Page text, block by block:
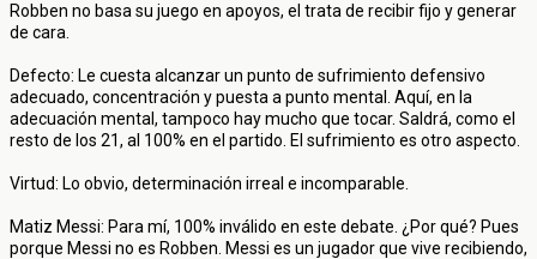
Robben no basa su juego en apoyos, el trata de recibir fijo y generar
de cara.
Defecto: Le cuesta alcanzar un punto de sufrimiento defensivo
adecuado, concentración y puesta a punto mental. Aquí, en la
adecuación mental, tampoco hay mucho que tocar. Saldrá, como el
resto de los 21, al 100% en el partido. El sufrimiento es otro aspecto.
Virtud: Lo obvio, determinación irreal e incomparable.
Matiz Messi: Para mí, 100% inválido en este debate. ¿Por qué? Pues
porque Messi no es Robben. Messi es un jugador que vive recibiendo,